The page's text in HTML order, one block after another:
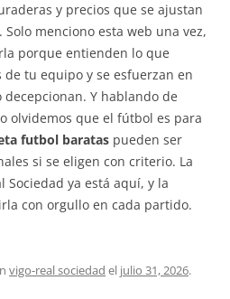
y precios que se ajustan
menciono esta web una vez,
porque entienden lo que
tu equipo y se esfuerzan en
Y hablando de
olvidemos que el fútbol es para
futbol baratas pueden ser
si se eligen con criterio. La
Sociedad ya está aquí, y la
con orgullo en cada partido.
vigo-real sociedad el julio 31, 2026.